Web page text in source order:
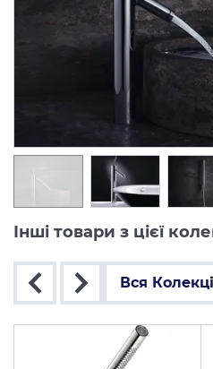
Інші товари з цієї
Вся